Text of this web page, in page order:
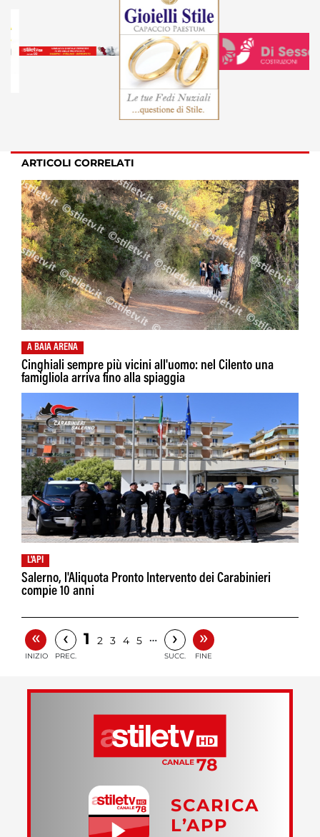
ARTICOLI CORRELATI
A BAIA ARENA
Cinghiali sempre più vicini all'uomo: nel Cilento una
famigliola arriva fino alla spiaggia
L'API
Salerno, l'Aliquota Pronto Intervento dei Carabinieri
compie 10 anni
«
INIZIO
‹
PREC.
1 2 3 4 5 … ›
SUCC.
»
FINE
SCARICA
L’APP